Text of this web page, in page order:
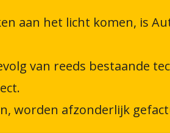
aan het licht komen, is
van reeds bestaande
worden afzonderlijk